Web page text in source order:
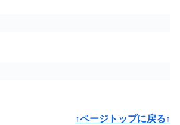
↑ページトップに戻る↑